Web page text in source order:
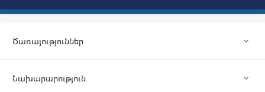
Ծառայություններ
Նախարարություն